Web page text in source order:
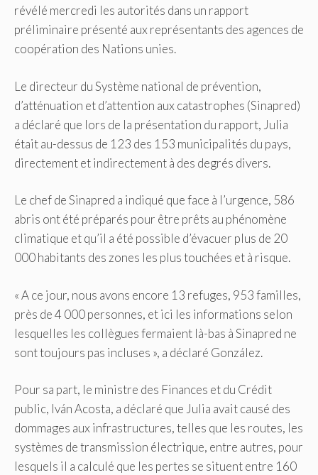
révélé mercredi les autorités dans un rapport
préliminaire présenté aux représentants des agences de
coopération des Nations unies.
Le directeur du Système national de prévention,
d’atténuation et d’attention aux catastrophes (Sinapred)
a déclaré que lors de la présentation du rapport, Julia
était au-dessus de 123 des 153 municipalités du pays,
directement et indirectement à des degrés divers.
Le chef de Sinapred a indiqué que face à l’urgence, 586
abris ont été préparés pour être prêts au phénomène
climatique et qu’il a été possible d’évacuer plus de 20
000 habitants des zones les plus touchées et à risque.
« A ce jour, nous avons encore 13 refuges, 953 familles,
près de 4 000 personnes, et ici les informations selon
lesquelles les collègues fermaient là-bas à Sinapred ne
sont toujours pas incluses », a déclaré González.
Pour sa part, le ministre des Finances et du Crédit
public, Iván Acosta, a déclaré que Julia avait causé des
dommages aux infrastructures, telles que les routes, les
systèmes de transmission électrique, entre autres, pour
lesquels il a calculé que les pertes se situent entre 160